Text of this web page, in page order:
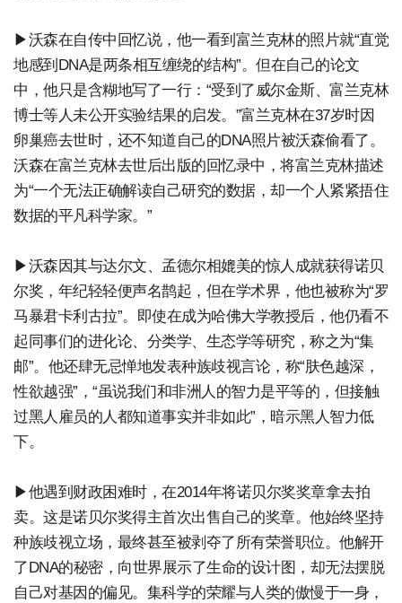
▶沃森在自传中回忆说，他一看到富兰克林的照片就“直觉
地感到DNA是两条相互缠绕的结构”。但在自己的论文
中，他只是含糊地写了一行：“受到了威尔金斯、富兰克林
博士等人未公开实验结果的启发。”富兰克林在37岁时因
卵巢癌去世时，还不知道自己的DNA照片被沃森偷看了。
沃森在富兰克林去世后出版的回忆录中，将富兰克林描述
为“一个无法正确解读自己研究的数据，却一个人紧紧捂住
数据的平凡科学家。”
▶沃森因其与达尔文、孟德尔相媲美的惊人成就获得诺贝
尔奖，年纪轻轻便声名鹊起，但在学术界，他也被称为“罗
马暴君卡利古拉”。即使在成为哈佛大学教授后，他仍看不
起同事们的进化论、分类学、生态学等研究，称之为“集
邮”。他还肆无忌惮地发表种族歧视言论，称“肤色越深，
性欲越强”，“虽说我们和非洲人的智力是平等的，但接触
过黑人雇员的人都知道事实并非如此”，暗示黑人智力低
下。
▶他遇到财政困难时，在2014年将诺贝尔奖奖章拿去拍
卖。这是诺贝尔奖得主首次出售自己的奖章。他始终坚持
种族歧视立场，最终甚至被剥夺了所有荣誉职位。他解开
了DNA的秘密，向世界展示了生命的设计图，却无法摆脱
自己对基因的偏见。集科学的荣耀与人类的傲慢于一身，